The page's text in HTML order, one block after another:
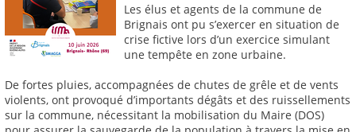
Les élus et agents de la commune de
Brignais ont pu s’exercer en situation de
crise fictive lors d’un exercice simulant
une tempête en zone urbaine.
De fortes pluies, accompagnées de chutes de grêle et de vents
violents, ont provoqué d’importants dégâts et des ruissellements
sur la commune, nécessitant la mobilisation du Maire (DOS)